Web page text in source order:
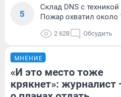
5
Склад DNS с
Пожар охватил около
2 628 Обсудить
МНЕНИЕ
«И это место тоже
крякнет»: журналист